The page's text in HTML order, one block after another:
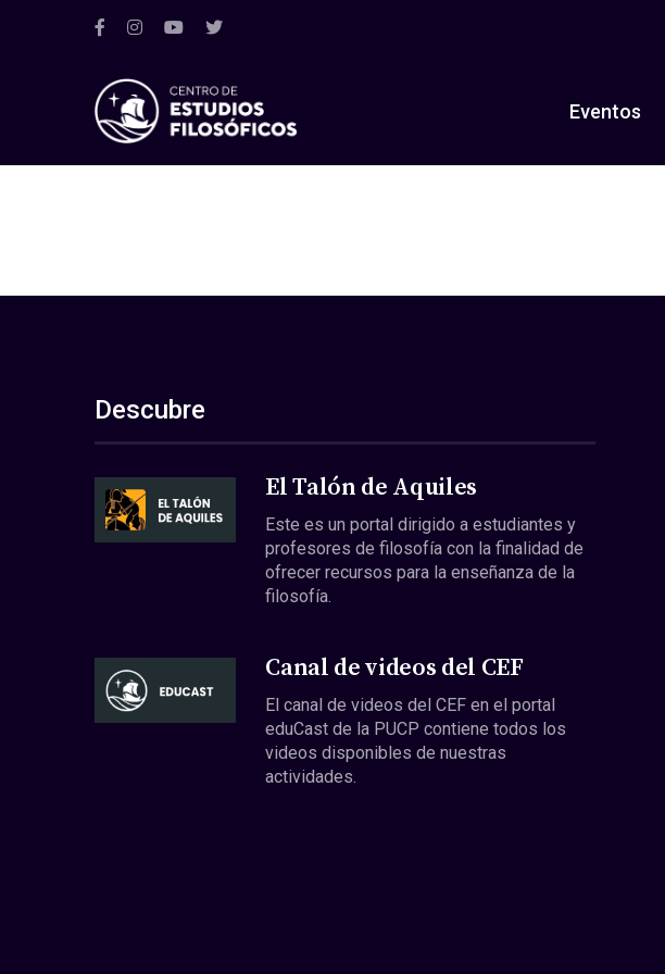
Eventos
Descubre
El Talón de Aquiles
Este es un portal dirigido a estudiantes y
profesores de filosofía con la finalidad de
ofrecer recursos para la enseñanza de la
filosofía.
Canal de videos del CEF
El canal de videos del CEF en el portal
eduCast de la PUCP contiene todos los
videos disponibles de nuestras
actividades.